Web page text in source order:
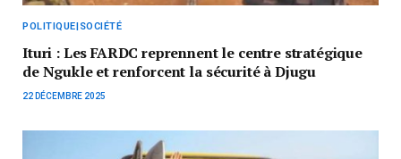
POLITIQUE|SOCIÉTÉ
Ituri : Les FARDC reprennent le centre stratégique
de Ngukle et renforcent la sécurité à Djugu
22 DÉCEMBRE 2025